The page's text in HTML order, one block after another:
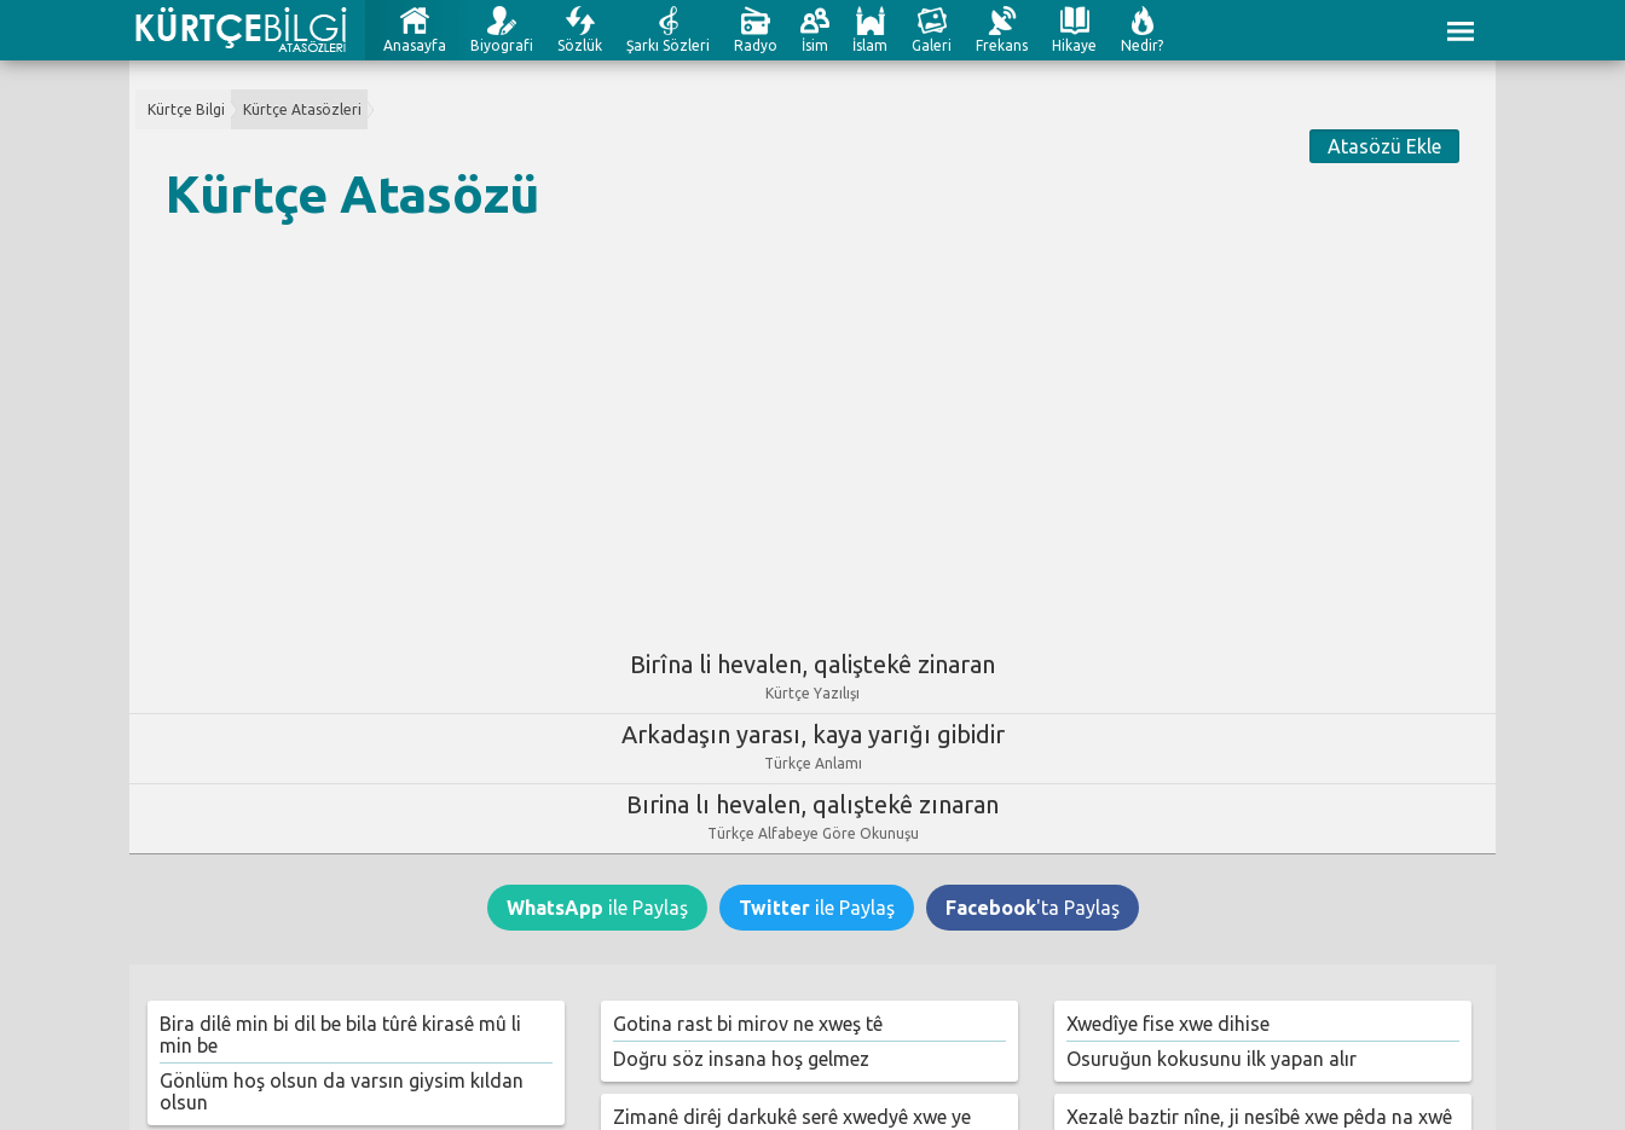
Anasayfa Biyografi Sözlük Şarkı Sözleri Radyo İsim İslam Galeri Frekans Hikaye Nedir?
Kürtçe Bilgi Kürtçe Atasözleri
Atasözü Ekle
Kürtçe Atasözü
Birîna li hevalen, qaliştekê zinaran
Kürtçe Yazılışı
Arkadaşın yarası, kaya yarığı gibidir
Türkçe Anlamı
Bırina lı hevalen, qalıştekê zınaran
Türkçe Alfabeye Göre Okunuşu
WhatsApp ile Paylaş Twitterile Paylaş Facebook'ta Paylaş
Bira dilê min bi dil be bila tûrê kirasê mû li
min be
Gönlüm hoş olsun da varsın giysim kıldan
olsun
Gotina rast bi mirov ne xweş tê
Doğru söz insana hoş gelmez
Xwedîye fise xwe dihise
Osuruğun kokusunu ilk yapan alır
Zimanê dirêj darkukê serê xwedyê xwe ye
Xezalê baztir nîne, ji nesîbê xwe pêda na xwê